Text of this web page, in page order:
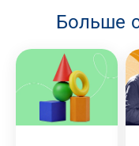
Больше